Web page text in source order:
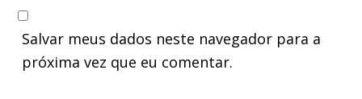
Salvar meus dados neste navegador para a
próxima vez que eu comentar.